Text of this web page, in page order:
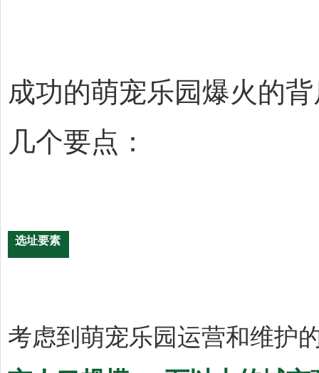
成功的萌宠乐园爆火的
几个要点：
选址要素
考虑到萌宠乐园运营和维护